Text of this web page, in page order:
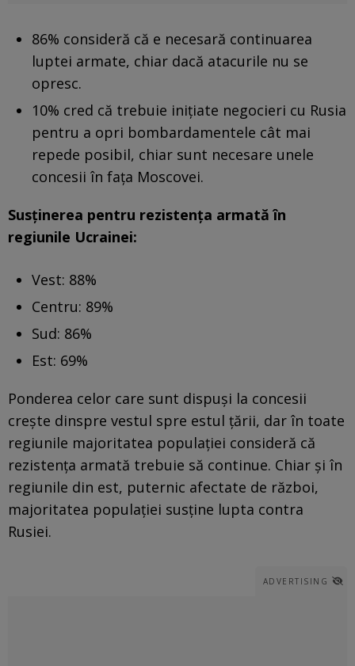
86% consideră că e necesară continuarea
luptei armate, chiar dacă atacurile nu se
opresc.
10% cred că trebuie inițiate negocieri cu Rusia
pentru a opri bombardamentele cât mai
repede posibil, chiar sunt necesare unele
concesii în fața Moscovei.
Susținerea pentru rezistența armată în
regiunile Ucrainei:
Vest: 88%
Centru: 89%
Sud: 86%
Est: 69%
Ponderea celor care sunt dispuși la concesii
crește dinspre vestul spre estul țării, dar în toate
regiunile majoritatea populației consideră că
rezistența armată trebuie să continue. Chiar și în
regiunile din est, puternic afectate de război,
majoritatea populației susține lupta contra
Rusiei.
ADVERTISING